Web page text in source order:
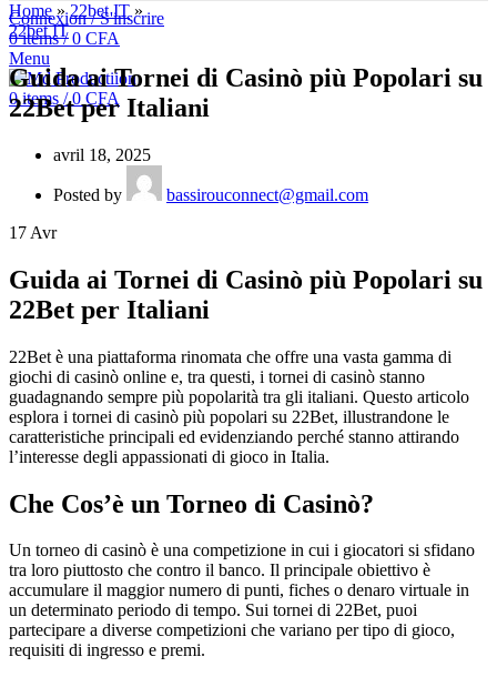
Connexion / S'inscrire
0items / 0 CFA
Menu
0items / 0 CFA
Home »22bet IT »
22bet IT
Guida ai Tornei di Casinò più Popolari su
22Bet per Italiani
avril 18, 2025
Posted by
bassirouconnect@gmail.com
17 Avr
Guida ai Tornei di Casinò più Popolari su
22Bet per Italiani
22Bet è una piattaforma rinomata che offre una vasta gamma di
giochi di casinò online e, tra questi, i tornei di casinò stanno
guadagnando sempre più popolarità tra gli italiani. Questo articolo
esplora i tornei di casinò più popolari su 22Bet, illustrandone le
caratteristiche principali ed evidenziando perché stanno attirando
l’interesse degli appassionati di gioco in Italia.
Che Cos’è un Torneo di Casinò?
Un torneo di casinò è una competizione in cui i giocatori si sfidano
tra loro piuttosto che contro il banco. Il principale obiettivo è
accumulare il maggior numero di punti, fiches o denaro virtuale in
un determinato periodo di tempo. Sui tornei di 22Bet, puoi
partecipare a diverse competizioni che variano per tipo di gioco,
requisiti di ingresso e premi.